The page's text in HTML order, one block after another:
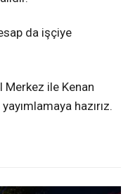
da işçiye
Merkez ile Kenan
hazırız.